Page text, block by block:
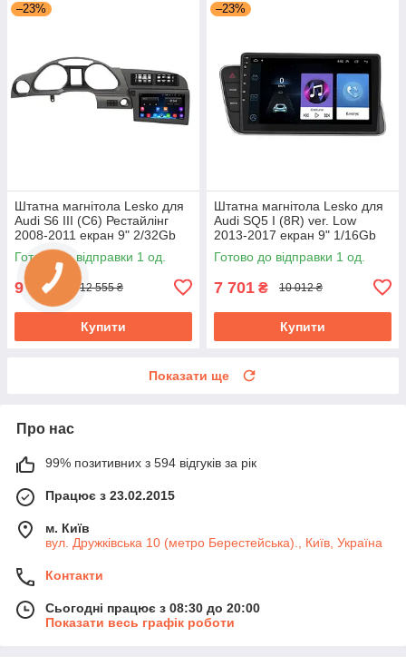
–23%
Штатна магнітола Lesko для
Audi S6 III (C6) Рестайлінг
2008-2011 екран 9" 2/32Gb
Wi-Fi GPS Base
Готово до відправки 1 од.
9 657₴ 12 555 ₴
Купити
–23%
Штатна магнітола Lesko для
Audi SQ5 I (8R) ver. Low
2013-2017 екран 9" 1/16Gb
Wi-Fi GPS Base
Готово до відправки 1 од.
7 701 ₴ 10 012 ₴
Купити
Показати ще
Про нас
99% позитивних з 594 відгуків за рік
Працює з 23.02.2015
м. Київ
вул. Дружківська 10 (метро Берестейська)., Київ, Україна
Контакти
Сьогодні працює з 08:30 до 20:00
Показати весь графік роботи